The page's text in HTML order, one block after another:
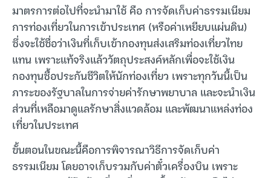
มาตรการต่อไปที่จะนำมาใช้ คือ การจัดเก็บค่าธรรมเนียม
การท่องเที่ยวในการเข้าประเทศ (หรือค่าเหยียบแผ่นดิน)
ซึ่งจะใช้ชื่อว่าเงินที่เก็บเข้ากองทุนส่งเสริมท่องเที่ยวไทย
แทน เพราะแท้จริงแล้ววัตถุประสงค์หลักเพื่อจะใช้เงิน
กองทุนซื้อประกันชีวิตให้นักท่องเที่ยว เพราะทุกวันนี้เป็น
ภาระของรัฐบาลในการจ่ายค่ารักษาพยาบาล และจะนำเงิน
ส่วนที่เหลือมาดูแลรักษาสิ่งแวดล้อม และพัฒนาแหล่งท่อง
เที่ยวในประเทศ
ขั้นตอนในขณะนี้คือการพิจารณาวิธีการจัดเก็บค่า
ธรรมเนียม โดยอาจเก็บรวมกับค่าตั๋วเครื่องบิน เพราะ